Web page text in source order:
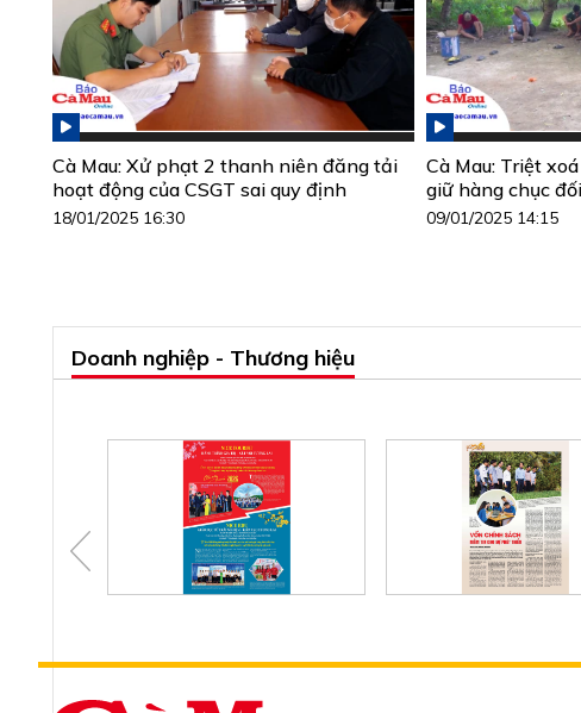
Cà Mau: Xử phạt 2 thanh niên đăng tải
hoạt động của CSGT sai quy định
18/01/2025 16:30
Cà Mau: Triệt
giữ hàng chục
09/01/2025 14:15
Doanh nghiệp - Thương hiệu